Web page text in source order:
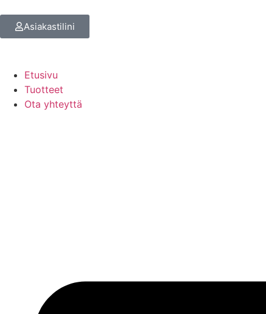
Asiakastilini
Etusivu
Tuotteet
Ota yhteyttä